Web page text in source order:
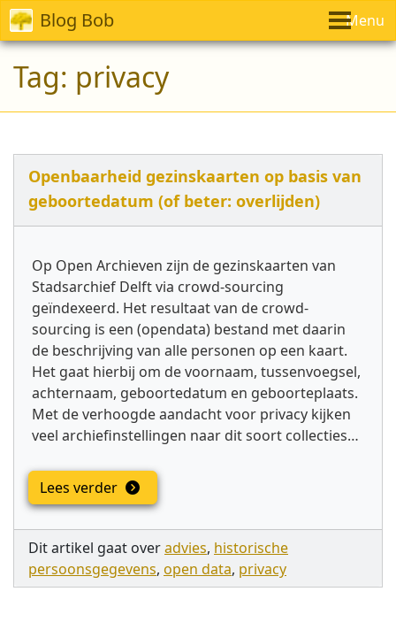
Blog Bob Menu
Tag: privacy
Openbaarheid gezinskaarten op basis van
geboortedatum (of beter: overlijden)
Op Open Archieven zijn de gezinskaarten van
Stadsarchief Delft via crowd-sourcing
geïndexeerd. Het resultaat van de crowd-
sourcing is een (opendata) bestand met daarin
de beschrijving van alle personen op een kaart.
Het gaat hierbij om de voornaam, tussenvoegsel,
achternaam, geboortedatum en geboorteplaats.
Met de verhoogde aandacht voor privacy kijken
veel archiefinstellingen naar dit soort collecties…
Lees verder
Dit artikel gaat overadvies, historische
persoonsgegevens, open data, privacy